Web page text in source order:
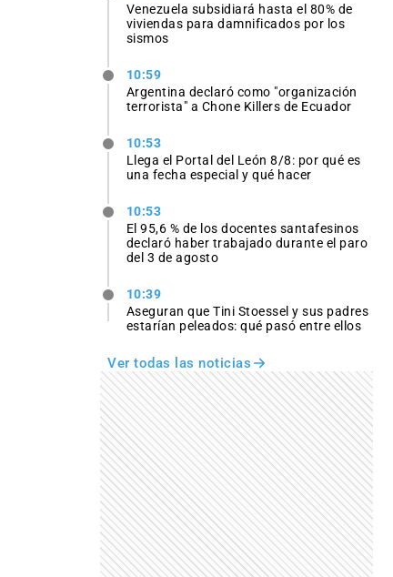
Venezuela subsidiará hasta el 80% de
viviendas para damnificados por los
sismos
10:59
Argentina declaró como "organización
terrorista" a Chone Killers de Ecuador
10:53
Llega el Portal del León 8/8: por qué es
una fecha especial y qué hacer
10:53
El 95,6 % de los docentes santafesinos
declaró haber trabajado durante el paro
del 3 de agosto
10:39
Aseguran que Tini Stoessel y sus padres
estarían peleados: qué pasó entre ellos
Ver todas las noticias